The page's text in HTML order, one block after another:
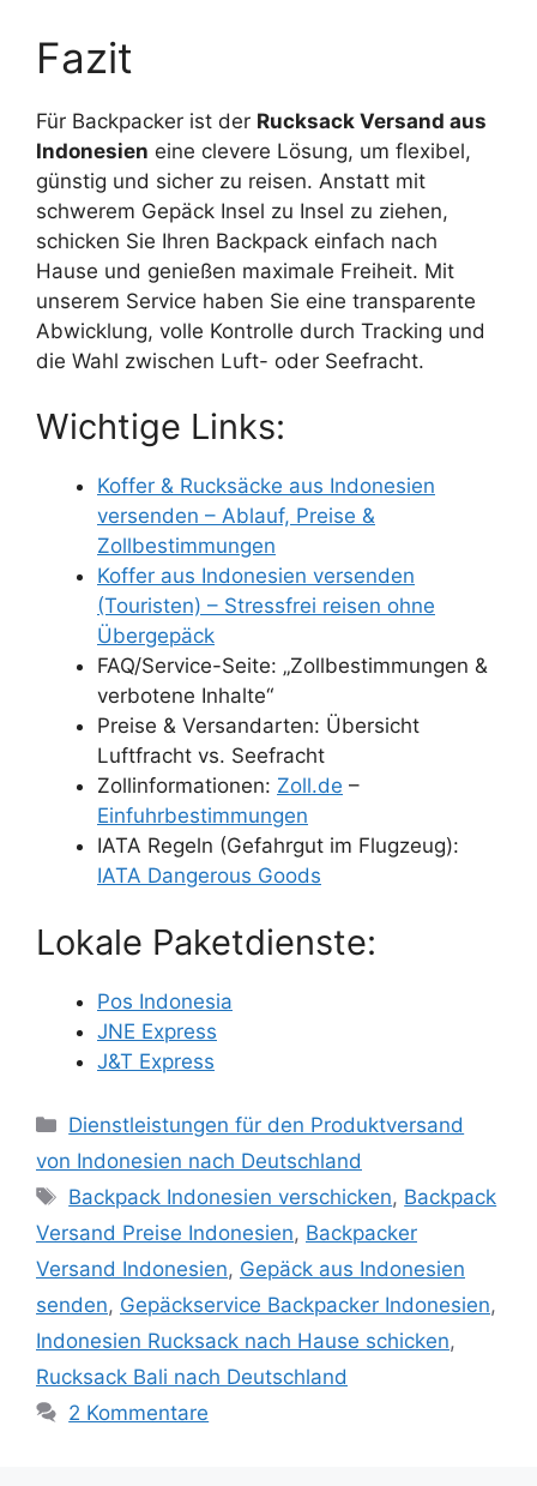
Fazit
Für Backpacker ist der Rucksack Versand aus
Indonesien eine clevere Lösung, um flexibel,
günstig und sicher zu reisen. Anstatt mit
schwerem Gepäck Insel zu Insel zu ziehen,
schicken Sie Ihren Backpack einfach nach
Hause und genießen maximale Freiheit. Mit
unserem Service haben Sie eine transparente
Abwicklung, volle Kontrolle durch Tracking und
die Wahl zwischen Luft- oder Seefracht.
Wichtige Links:
Koffer & Rucksäcke aus Indonesien
versenden – Ablauf, Preise &
Zollbestimmungen
Koffer aus Indonesien versenden
(Touristen) – Stressfrei reisen ohne
Übergepäck
FAQ/Service-Seite: „Zollbestimmungen &
verbotene Inhalte“
Preise & Versandarten: Übersicht
Luftfracht vs. Seefracht
Zollinformationen: Zoll.de –
Einfuhrbestimmungen
IATA Regeln (Gefahrgut im Flugzeug):
IATA Dangerous Goods
Lokale Paketdienste:
Pos Indonesia
JNE Express
J&T Express
Dienstleistungen für den Produktversand
von Indonesien nach Deutschland
Backpack Indonesien verschicken, Backpack
Versand Preise Indonesien, Backpacker
Versand Indonesien, Gepäck aus Indonesien
senden, Gepäckservice Backpacker Indonesien,
Indonesien Rucksack nach Hause schicken,
Rucksack Bali nach Deutschland
2 Kommentare